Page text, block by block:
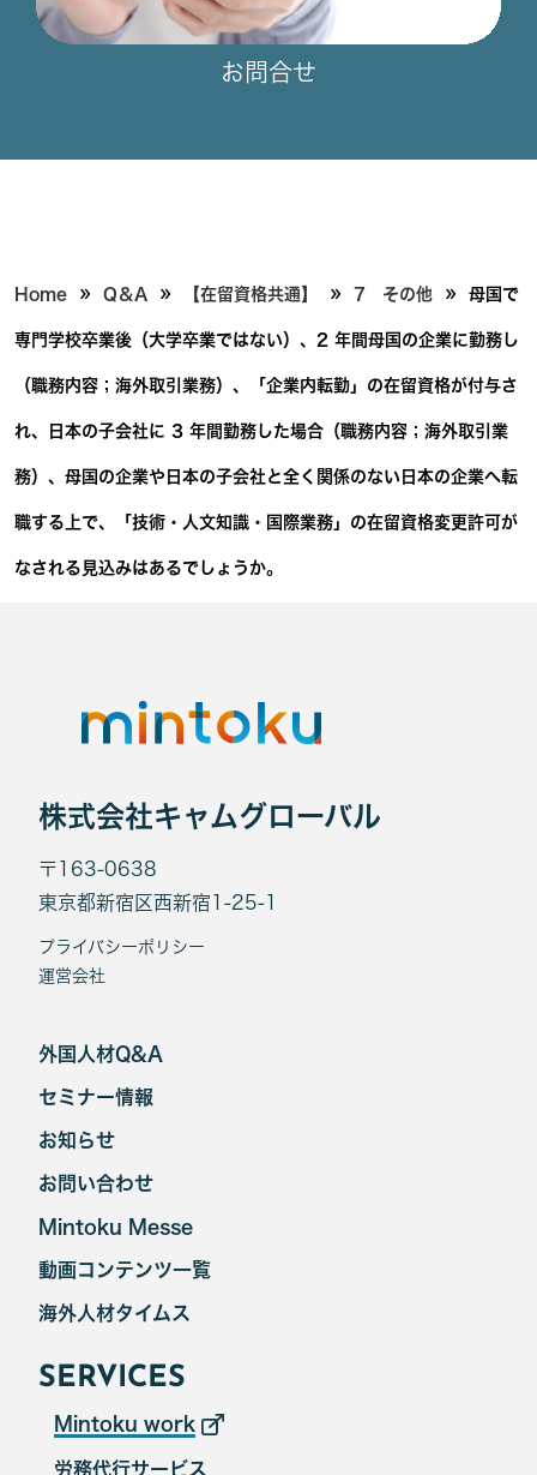
お問合せ
Home » Q＆A » 【在留資格共通】 » 7 その他 » 母国で
専門学校卒業後（大学卒業ではない）、2 年間母国の企業に勤務し
（職務内容；海外取引業務）、「企業内転勤」の在留資格が付与さ
れ、日本の子会社に 3 年間勤務した場合（職務内容；海外取引業
務）、母国の企業や日本の子会社と全く関係のない日本の企業へ転
職する上で、「技術・人文知識・国際業務」の在留資格変更許可が
なされる見込みはあるでしょうか。
株式会社キャムグローバル
〒163-0638
東京都新宿区西新宿1-25-1
プライバシーポリシー
運営会社
外国人材Q&A
セミナー情報
お知らせ
お問い合わせ
Mintoku Messe
海外人材タイムス
動画コンテンツ一覧
SERVICES
Mintoku work
労務代行サービス